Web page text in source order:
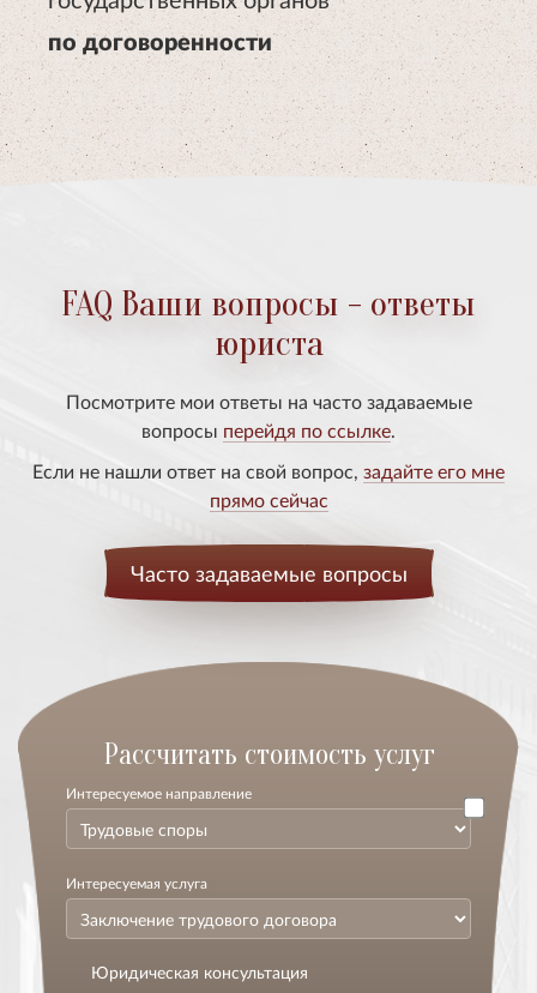
по договоренности
FAQ Ваши вопросы - ответы
юриста
Посмотрите мои ответы на часто задаваемые
вопросы перейдя по ссылке.
Если не нашли ответ на свой вопрос, задайте его мне
прямо сейчас
Часто задаваемые вопросы
Расcчитать стоимость услуг
Интересуемое направление
Интересуемая услуга
Юридическая консультация